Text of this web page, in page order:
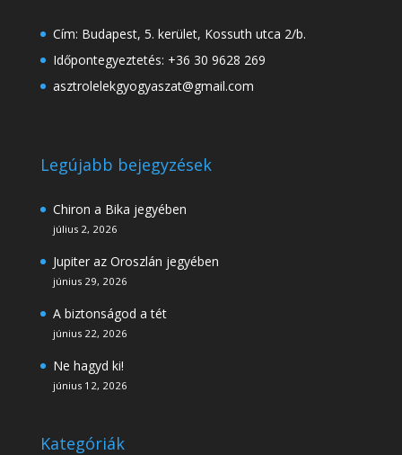
Cím: Budapest, 5. kerület, Kossuth utca 2/b.
Időpontegyeztetés: +36 30 9628 269
asztrolelekgyogyaszat@gmail.com
Legújabb bejegyzések
Chiron a Bika jegyében
július 2, 2026
Jupiter az Oroszlán jegyében
június 29, 2026
A biztonságod a tét
június 22, 2026
Ne hagyd ki!
június 12, 2026
Kategóriák